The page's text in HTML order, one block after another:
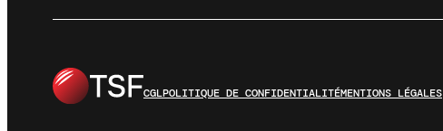
CGLPOLITIQUE DE CONFIDENTIALITÉMENTIONS LÉGALES